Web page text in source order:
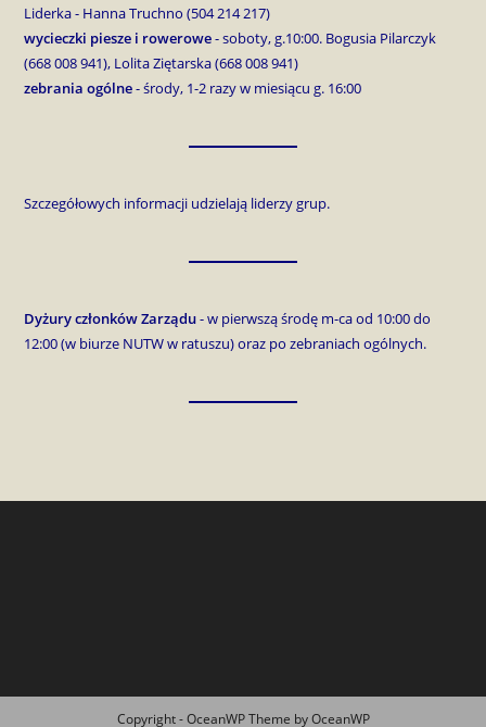
Liderka - Hanna Truchno (504 214 217)
wycieczki piesze i rowerowe- soboty, g.10:00. Bogusia Pilarczyk
(668 008 941), Lolita Ziętarska (668 008 941)
zebrania ogólne- środy, 1-2 razy w miesiącu g. 16:00
Szczegółowych informacji udzielają liderzy grup.
Dyżury członków Zarządu- w pierwszą środę m-ca od 10:00 do
12:00 (w biurze NUTW w ratuszu) oraz po zebraniach ogólnych.
Copyright - OceanWP Theme by OceanWP